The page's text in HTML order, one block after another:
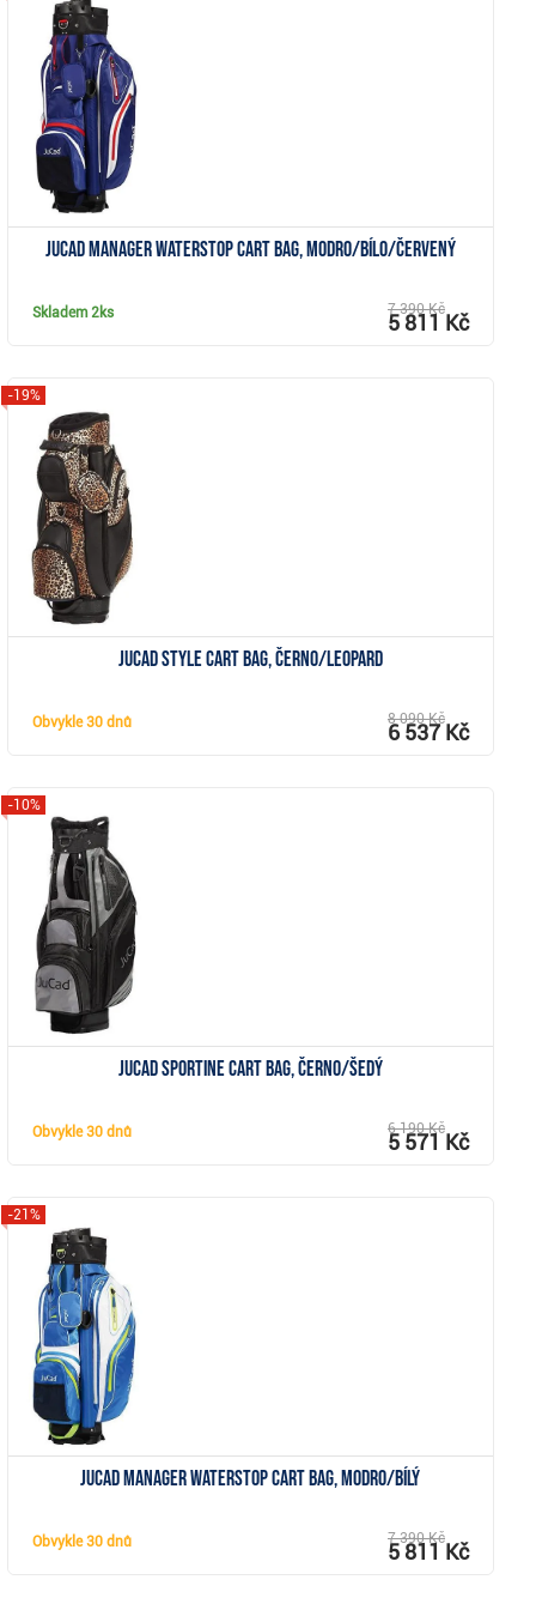
JuCad Manager Waterstop cart bag, modro/bílo/červený
Skladem 2ks 7 390 Kč
5 811 Kč
JuCad Style cart bag, černo/leopard
-19%
Obvykle30 dnů 8 090 Kč
6 537 Kč
JuCad Sportine cart bag, černo/šedý
-10%
Obvykle30 dnů 6 190 Kč
5 571 Kč
JuCad Manager Waterstop cart bag, modro/bílý
-21%
Obvykle30 dnů 7 390 Kč
5 811 Kč